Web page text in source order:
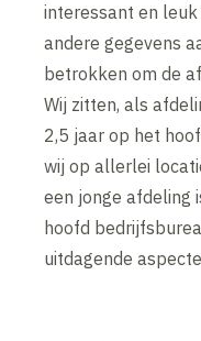
interessant en
andere gegevens
betrokken om de
Wij zitten, als
2,5 jaar op het
wij op allerlei
een jonge afdeling
hoofd
uitdagende